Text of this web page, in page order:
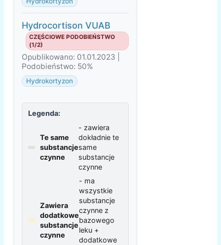
Hydrocortison VUAB
CZĘŚCIOWE PODOBIEŃSTWO
(1/2)
Opublikowano: 01.01.2023 |
Podobieństwo: 50%
Hydrokortyzon
Legenda:
Te same
substancje
czynne
- zawiera
dokładnie te
same
substancje
czynne
Zawiera
dodatkowe
substancje
czynne
- ma
wszystkie
substancje
czynne z
bazowego
leku +
dodatkowe